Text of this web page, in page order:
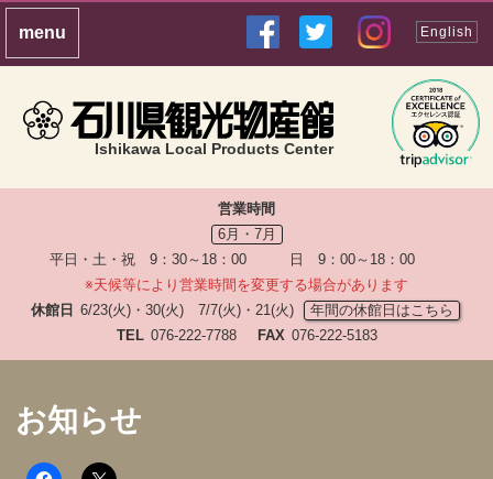
Ishikawa Local Products Center
English
営業時間
6月・7月
平日・土・祝 9：30～18：00 日 9：00～18：00
※天候等により営業時間を変更する場合があります
休館日 6/23(火)・30(火) 7/7(火)・21(火)
年間の休館日はこちら
TEL 076-222-7788 FAX 076-222-5183
お知らせ